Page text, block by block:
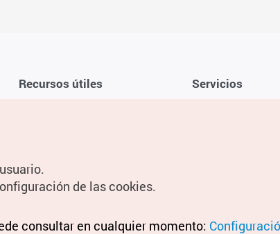
Recursos útiles
Guías digitales
Servicios
Términos y
de las cookies.
consultar en cualquier momento: